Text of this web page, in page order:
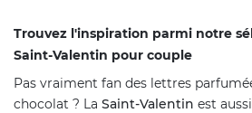
Trouvez l'inspiration parmi notre
Saint-Valentin pour couple
Pas vraiment fan des lettres
chocolat ? La Saint-Valentin est